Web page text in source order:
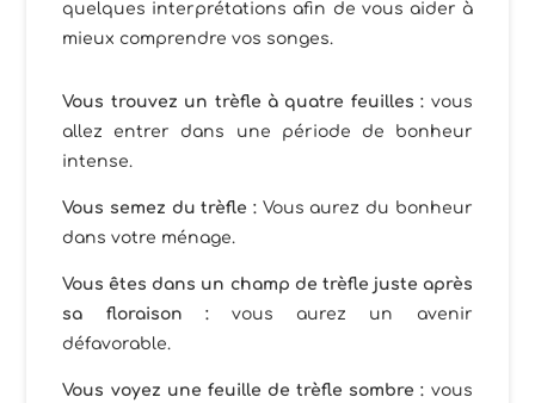
quelques interprétations afin de vous aider à
mieux comprendre vos songes.
Vous trouvez un trèfle à quatre feuilles : vous
allez entrer dans une période de bonheur
intense.
Vous semez du trèfle : Vous aurez du bonheur
dans votre ménage.
Vous êtes dans un champ de trèfle juste après
sa floraison : vous aurez un avenir
défavorable.
Vous voyez une feuille de trèfle sombre : vous